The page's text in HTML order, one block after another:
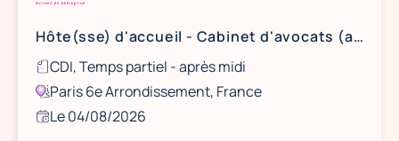
Hôte(sse) d'accueil - Cabinet d'avocats (après-midis) (H/F)
CDI, Temps partiel - après midi
Paris 6e Arrondissement, France
Le 04/08/2026